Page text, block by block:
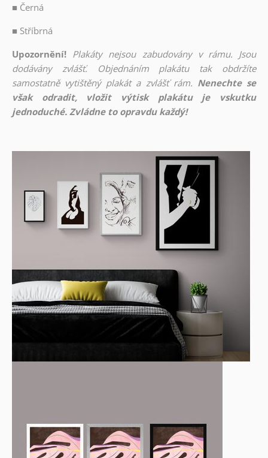
■ Černá
■ Stříbrná
Upozornění! Plakáty nejsou zabudovány v rámu. Jsou
dodávány zvlášť. Objednáním plakátu tak obdržíte
samostatně vytištěný plakát a zvlášť rám. Nenechte se
však odradit, vložit výtisk plakátu je vskutku
jednoduché. Zvládne to opravdu každý!